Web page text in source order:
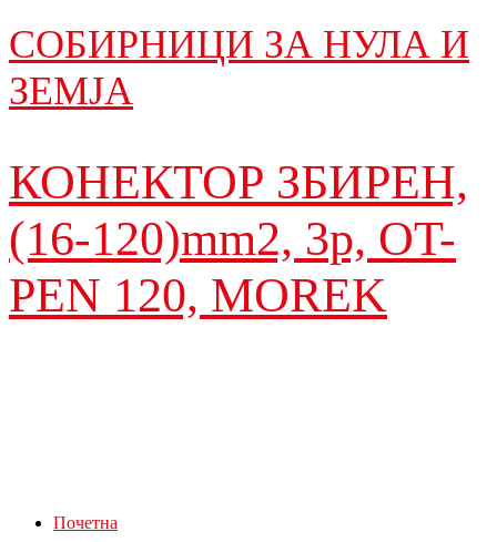
СОБИРНИЦИ ЗА НУЛА И
ЗЕМЈА
КОНЕКТОР ЗБИРEН,
(16-120)mm2, 3p, OT-
PEN 120, MOREK
Почетна